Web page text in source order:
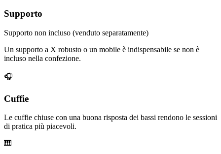
Supporto
Supporto non incluso (venduto separatamente)
Un supporto a X robusto o un mobile è indispensabile se non è
incluso nella confezione.
🎧
Cuffie
Le cuffie chiuse con una buona risposta dei bassi rendono le sessioni
di pratica più piacevoli.
🎹